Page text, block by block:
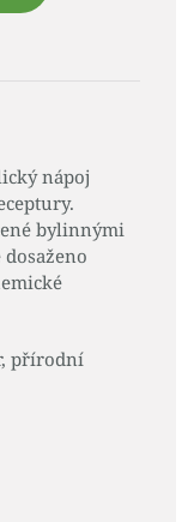
nápoj
bylinnými
přírodní